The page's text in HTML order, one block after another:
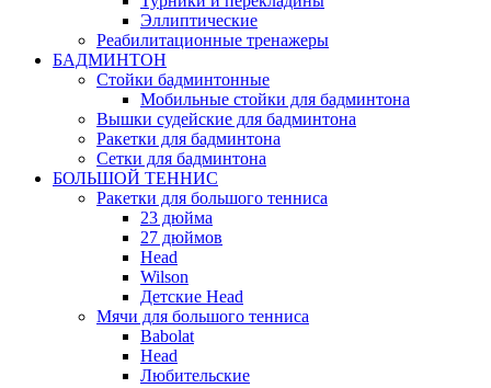
Эллиптические
Реабилитационные тренажеры
БАДМИНТОН
Стойки бадминтонные
Мобильные стойки для бадминтона
Вышки судейские для бадминтона
Ракетки для бадминтона
Сетки для бадминтона
БОЛЬШОЙ ТЕННИС
Ракетки для большого тенниса
23 дюйма
27 дюймов
Head
Wilson
Детские Head
Мячи для большого тенниса
Babolat
Head
Любительские